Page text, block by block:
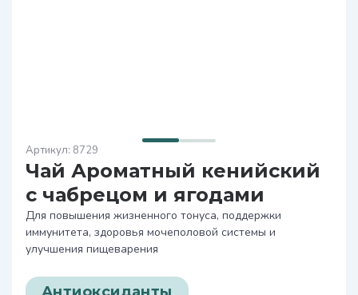
Чай Ароматный кенийский
с чабрецом и ягодами
Для повышения жизненного тонуса, поддержки
иммунитета, здоровья мочеполовой системы и
улучшения пищеварения
8729